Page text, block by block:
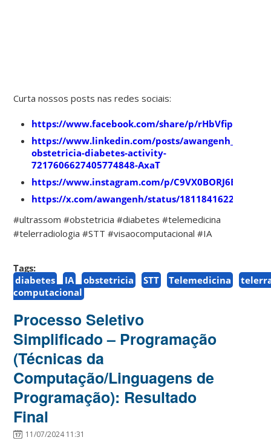
Curta nossos posts nas redes sociais:
https://www.facebook.com/share/p/
https://www.linkedin.com/posts/
obstetricia-diabetes-activity-
7217606627405774848-AxaT
https://www.instagram.com/p/C9VX0BORJ6E/
https://x.com/awangenh/status/
#ultrassom #obstetricia #diabetes #telemedicina
#telerradiologia #STT #visaocomputacional #IA
Tags:
diabetes
IA obstetricia STT Telemedicina
computacional
Processo Seletivo
Simplificado – Programação
(Técnicas da
Computação/Linguagens de
Programação): Resultado
Final
11/07/2024 11:31